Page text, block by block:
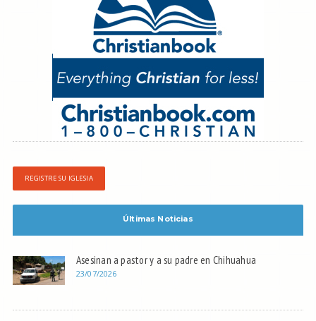
REGISTRE SU IGLESIA
Últimas Noticias
Asesinan a pastor y a su padre en Chihuahua
23/07/2026